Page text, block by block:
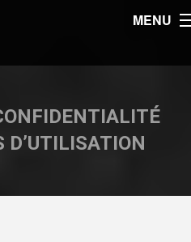
MENU
D’UTILISATION